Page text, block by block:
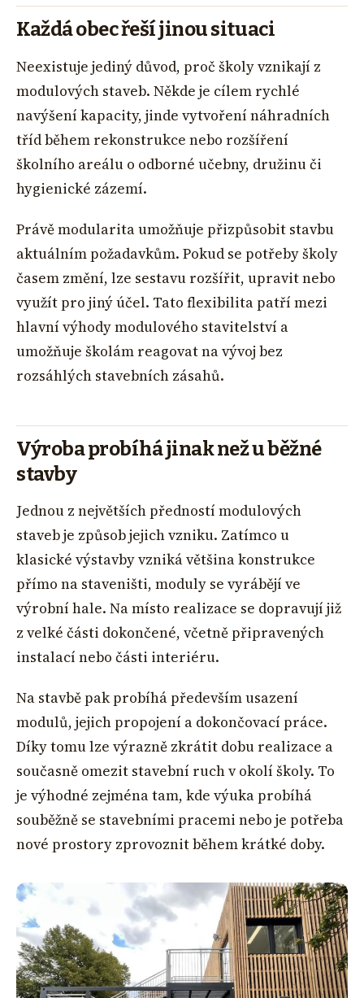
Každá obec řeší jinou situaci
Neexistuje jediný důvod, proč školy vznikají z
modulových staveb. Někde je cílem rychlé
navýšení kapacity, jinde vytvoření náhradních
tříd během rekonstrukce nebo rozšíření
školního areálu o odborné učebny, družinu či
hygienické zázemí.
Právě modularita umožňuje přizpůsobit stavbu
aktuálním požadavkům. Pokud se potřeby školy
časem změní, lze sestavu rozšířit, upravit nebo
využít pro jiný účel. Tato flexibilita patří mezi
hlavní výhody modulového stavitelství a
umožňuje školám reagovat na vývoj bez
rozsáhlých stavebních zásahů.
Výroba probíhá jinak než u běžné
stavby
Jednou z největších předností modulových
staveb je způsob jejich vzniku. Zatímco u
klasické výstavby vzniká většina konstrukce
přímo na staveništi, moduly se vyrábějí ve
výrobní hale. Na místo realizace se dopravují již
z velké části dokončené, včetně připravených
instalací nebo části interiéru.
Na stavbě pak probíhá především usazení
modulů, jejich propojení a dokončovací práce.
Díky tomu lze výrazně zkrátit dobu realizace a
současně omezit stavební ruch v okolí školy. To
je výhodné zejména tam, kde výuka probíhá
souběžně se stavebními pracemi nebo je potřeba
nové prostory zprovoznit během krátké doby.